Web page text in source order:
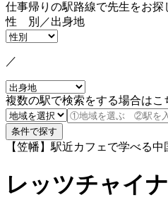
仕事帰りの駅路線で先生をお探
性 別／出身地
／
複数の駅で検索をする場合はこ
【笠幡】駅近カフェで学べる中
レッツチャイ